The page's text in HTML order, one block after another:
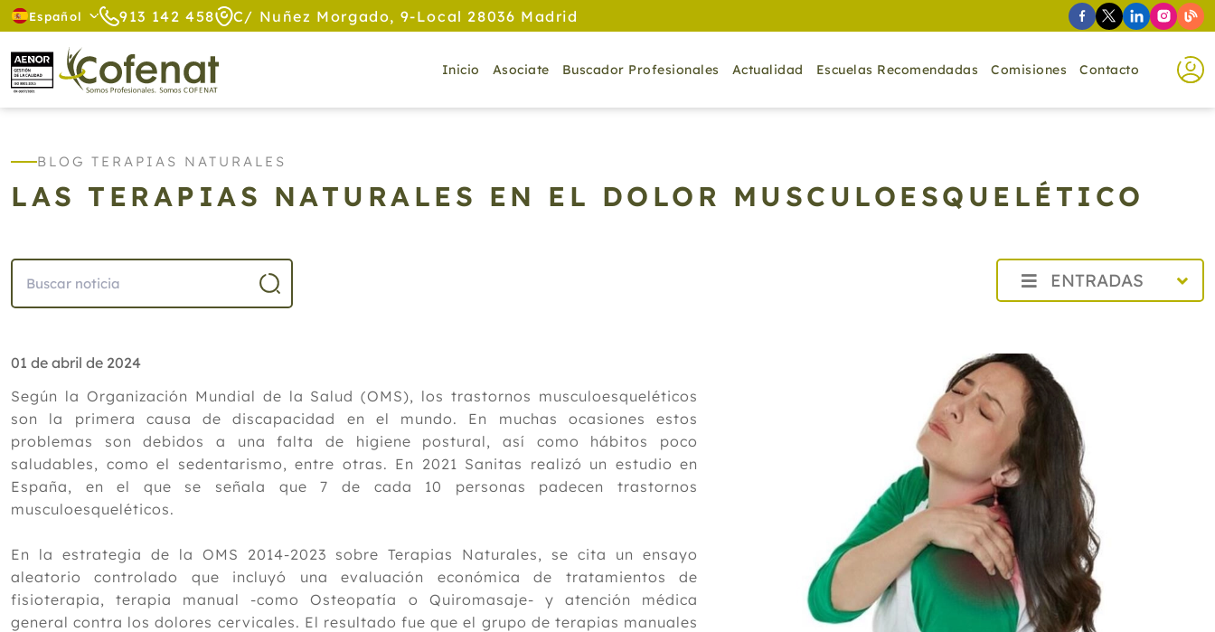
Español 913 142 458 C/ Nuñez Morgado, 9-Local 28036 Madrid
Inicio Asociate Buscador Profesionales Actualidad Escuelas Recomendadas Comisiones Contacto
BLOG TERAPIAS NATURALES
LAS TERAPIAS NATURALES EN EL DOLOR MUSCULOESQUELÉTICO
ENTRADAS
2024
Diciembre
Noviembre
Septiembre
Agosto
Julio
Junio
Mayo
Abril
Marzo
01 de abril de 2024
Según la Organización Mundial de la Salud (OMS), los trastornos musculoesqueléticos
son la primera causa de discapacidad en el mundo. En muchas ocasiones estos
problemas son debidos a una falta de higiene postural, así como hábitos poco
saludables, como el sedentarismo, entre otras. En 2021 Sanitas realizó un estudio en
España, en el que se señala que 7 de cada 10 personas padecen trastornos
musculoesqueléticos.
En la estrategia de la OMS 2014-2023 sobre Terapias Naturales, se cita un ensayo
aleatorio controlado que incluyó una evaluación económica de tratamientos de
fisioterapia, terapia manual -como Osteopatía o Quiromasaje- y atención médica
general contra los dolores cervicales. El resultado fue que el grupo de terapias manuales